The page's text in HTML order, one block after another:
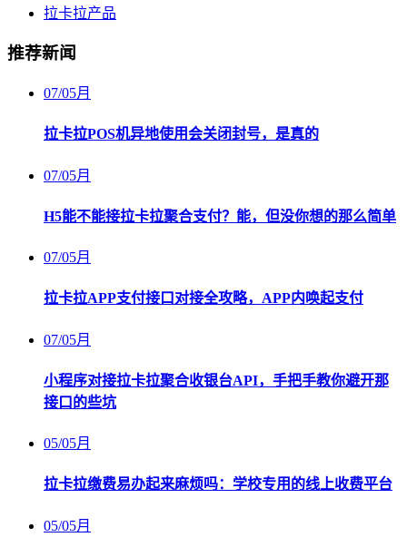
拉卡拉产品
推荐新闻
07/05月
拉卡拉POS机异地使用会关闭封号，是真的
07/05月
H5能不能接拉卡拉聚合支付？能，但没你想的那么简单
07/05月
拉卡拉APP支付接口对接全攻略，APP内唤起支付
07/05月
小程序对接拉卡拉聚合收银台API，手把手教你避开那
接口的些坑
05/05月
拉卡拉缴费易办起来麻烦吗：学校专用的线上收费平台
05/05月